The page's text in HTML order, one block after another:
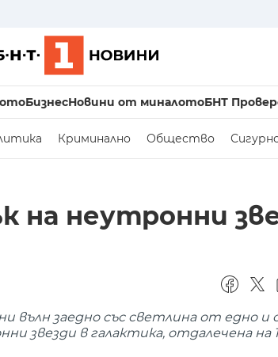
БизнесНовини от миналотоБНТ
Криминално Общество
на неутронни
вълн заедно със светлина от едно и
звезди в галактика, отдалечена на